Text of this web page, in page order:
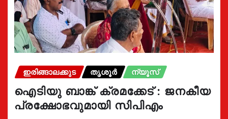
ഇരിങ്ങാലക്കുട തൃശൂർ ന്യൂസ്
ഐടിയു ബാങ്ക് ക്രമക്കേട് : ജനകീയ
പ്രക്ഷോഭവുമായി സിപിഎം